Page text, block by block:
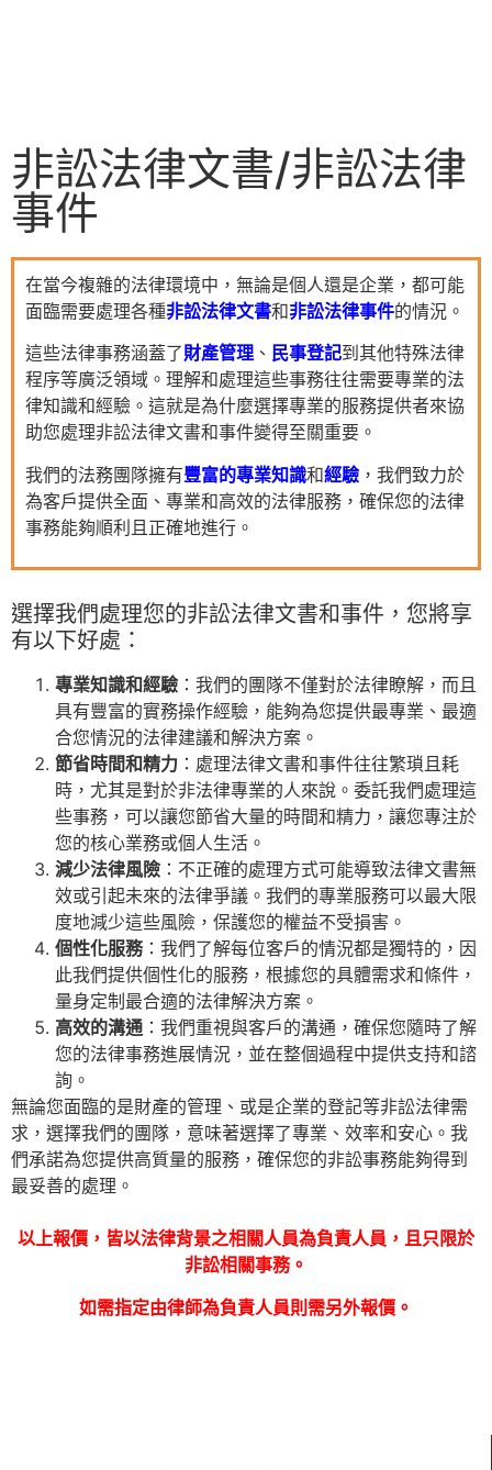
非訟法律文書/非訟法律
事件
在當今複雜的法律環境中，無論是個人還是企業，都可能
面臨需要處理各種非訟法律文書和非訟法律事件的情況。
這些法律事務涵蓋了財產管理 、 民事登記到其他特殊法律
程序等廣泛領域。理解和處理這些事務往往需要專業的法
律知識和經驗。這就是為什麼選擇專業的服務提供者來協
助您處理非訟法律文書和事件變得至關重要。
我們的法務團隊擁有豐富的專業知識和經驗 ，我們致力於
為客戶提供全面、專業和高效的法律服務，確保您的法律
事務能夠順利且正確地進行。
選擇我們處理您的非訟法律文書和事件，您將享
有以下好處：
專業知識和經驗 ：我們的團隊不僅對於法律瞭解，而且
具有豐富的實務操作經驗，能夠為您提供最專業、最適
合您情況的法律建議和解決方案。
節省時間和精力 ：處理法律文書和事件往往繁瑣且耗
時，尤其是對於非法律專業的人來說。委託我們處理這
些事務，可以讓您節省大量的時間和精力，讓您專注於
您的核心業務或個人生活。
減少法律風險 ：不正確的處理方式可能導致法律文書無
效或引起未來的法律爭議。我們的專業服務可以最大限
度地減少這些風險，保護您的權益不受損害。
個性化服務：我們了解每位客戶的情況都是獨特的，因
此我們提供個性化的服務，根據您的具體需求和條件，
量身定制最合適的法律解決方案。
高效的溝通 ：我們重視與客戶的溝通，確保您隨時了解
您的法律事務進展情況，並在整個過程中提供支持和諮
詢。
無論您面臨的是財產的管理、或是企業的登記等非訟法律需
求，選擇我們的團隊，意味著選擇了專業、效率和安心。我
們承諾為您提供高質量的服務，確保您的非訟事務能夠得到
最妥善的處理。
以上報價，皆以法律背景之相關人員為負責人員，且只限於
非訟相關事務。
如需指定由律師為負責人員則需另外報價。